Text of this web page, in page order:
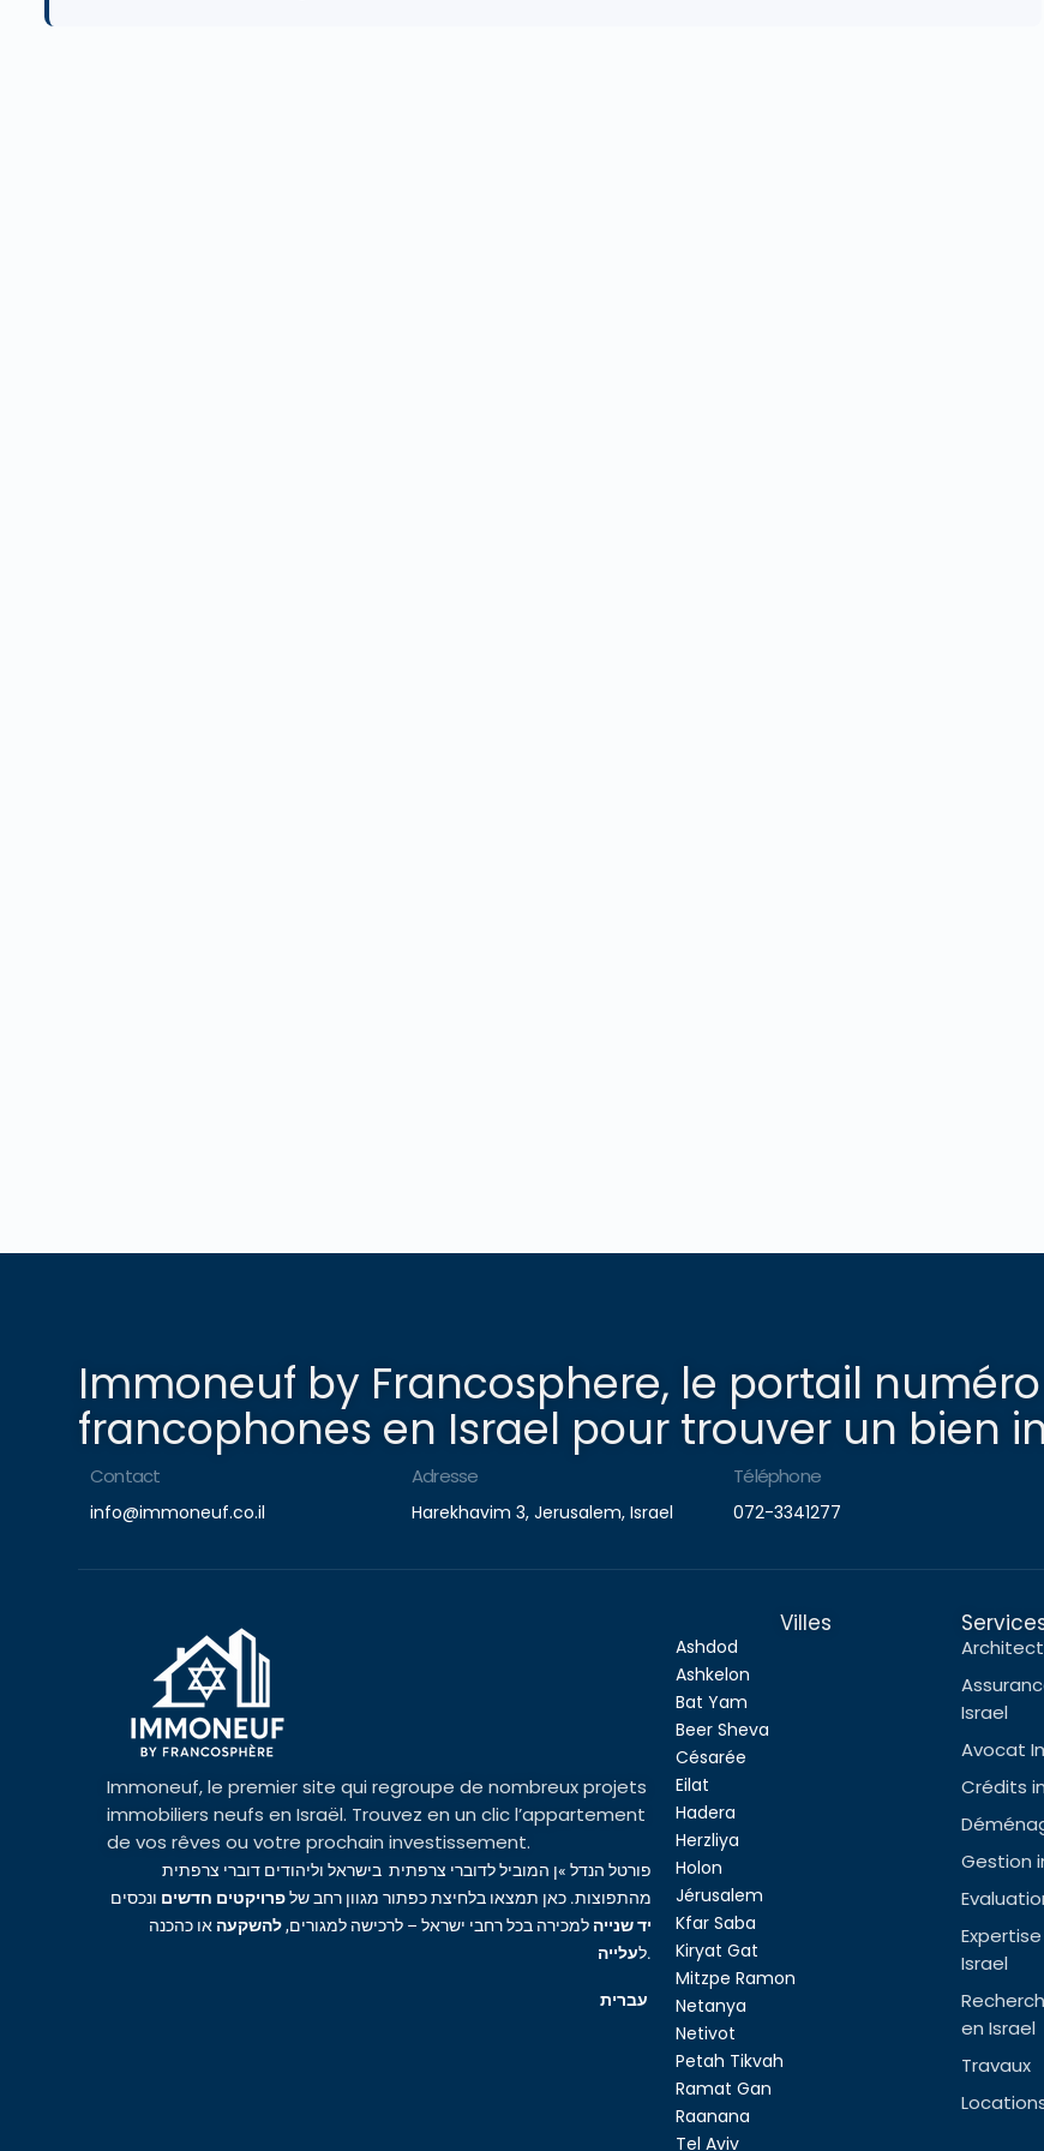
Immoneuf by Francosphere, le portail numéro
francophones en Israel pour trouver un bien
Contact
info@immoneuf.co.il
Adresse
Harekhavim 3, Jerusalem, Israel
Téléphone
072-3341277
Immoneuf, le premier site qui regroupe de nombreux projets
immobiliers neufs en Israël. Trouvez en un clic l’appartement
de vos rêves ou votre prochain investissement.
פורטל הנדל »ן המוביל לדוברי צרפתית בישראל וליהודים דוברי צרפתית
מהתפוצות. כאן תמצאו בלחיצת כפתור מגוון רחב שלפרויקטים חדשים ונכסים
יד שנייה למכירה בכל רחבי ישראל – לרכישה למגורים,להשקעה או כהכנה
לעלייה .
Villes
Ashdod
Ashkelon
Bat Yam
Beer Sheva
Césarée
Eilat
Hadera
Herzliya
Holon
Jérusalem
Kfar Saba
Kiryat Gat
Mitzpe Ramon
Netanya
Netivot
Petah Tikvah
Ramat Gan
Raanana
Tel Aviv
Israel
Avocat
Crédits
Gestion
Israel
en Israel
Travaux